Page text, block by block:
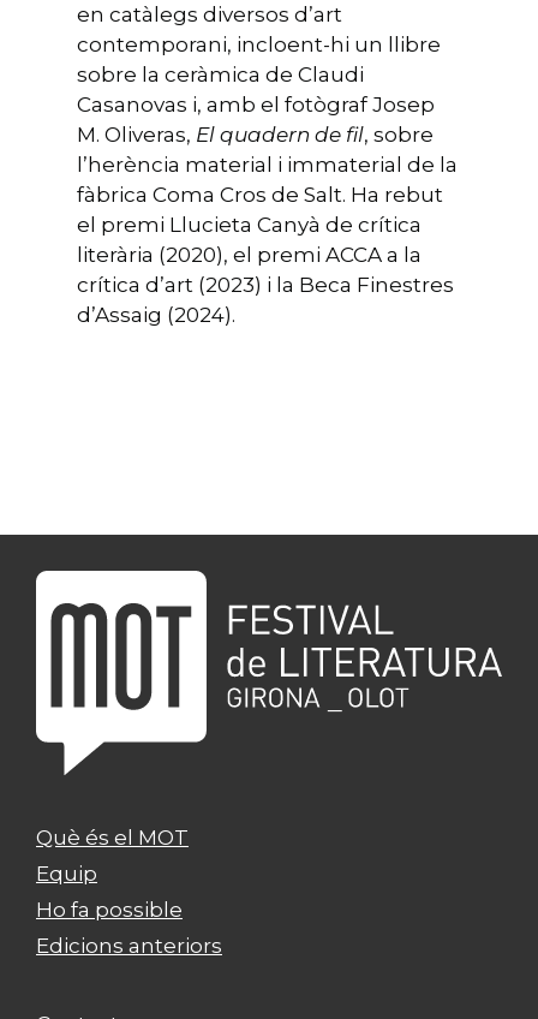
en catàlegs diversos d’art
contemporani, incloent-hi un llibre
sobre la ceràmica de Claudi
Casanovas i, amb el fotògraf Josep
M. Oliveras, El quadern de fil, sobre
l’herència material i immaterial de la
fàbrica Coma Cros de Salt. Ha rebut
el premi Llucieta Canyà de crítica
literària (2020), el premi ACCA a la
crítica d’art (2023) i la Beca Finestres
d’Assaig (2024).
Què és el MOT
Equip
Ho fa possible
Edicions anteriors